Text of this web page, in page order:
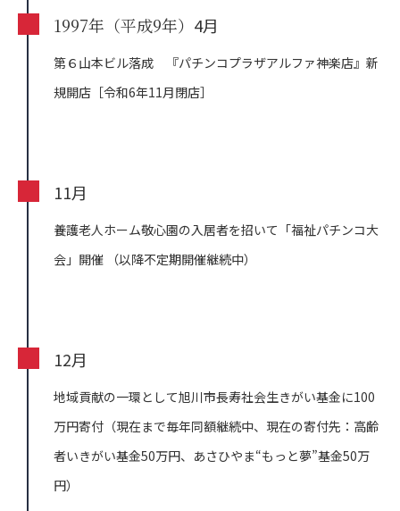
1997年（平成9年） 4月
第６山本ビル落成 『パチンコプラザアルファ神楽店』新
規開店［令和6年11月閉店］
11月
養護老人ホーム敬心園の入居者を招いて「福祉パチンコ大
会」開催 （以降不定期開催継続中）
12月
地域貢献の一環として旭川市長寿社会生きがい基金に100
万円寄付（現在まで毎年同額継続中、現在の寄付先：高齢
者いきがい基金50万円、あさひやま“もっと夢”基金50万
円）